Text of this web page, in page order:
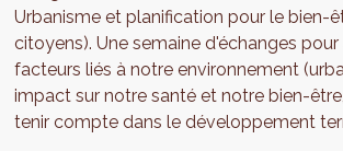
Urbanisme et planification pour le bien-
citoyens). Une semaine d'échanges pour
facteurs liés à notre environnement
impact sur notre santé et notre bien-
tenir compte dans le développement